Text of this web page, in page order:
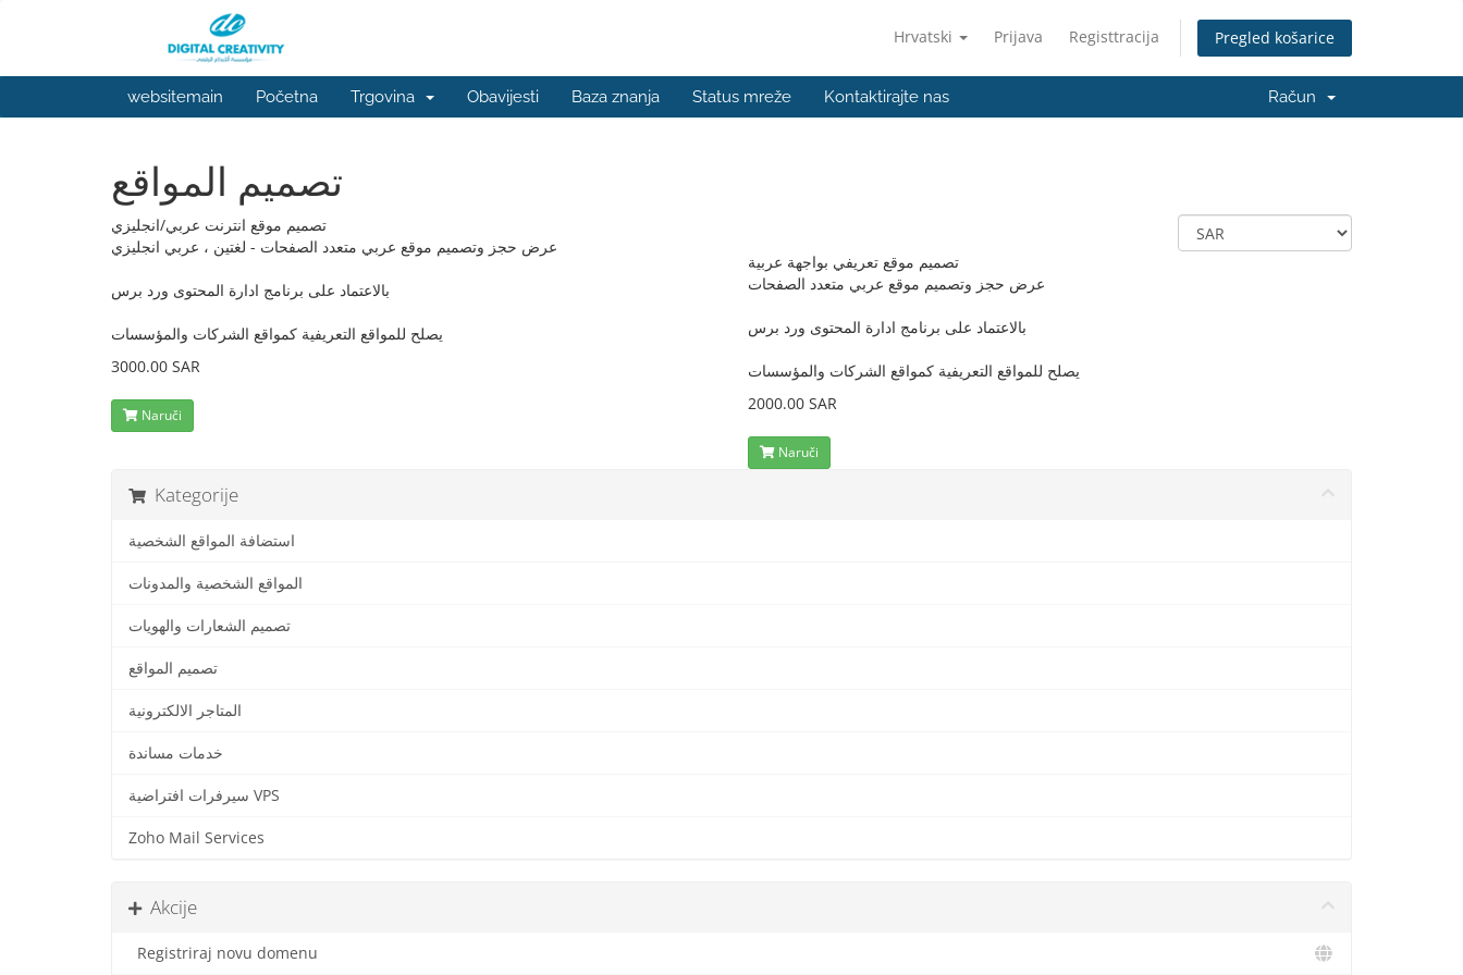
Hrvatski Prijava Registtracija Pregled košarice
websitemain Početna Trgovina Obavijesti Baza znanja Status mreže Kontaktirajte nas Račun
تصميم المواقع
تصميم موقع انترنت عربي/انجليزي
عرض حجز وتصميم موقع عربي متعدد الصفحات - لغتين ، عربي انجليزي
بالاعتماد على برنامج ادارة المحتوى ورد برس
يصلح للمواقع التعريفية كمواقع الشركات والمؤسسات
3000.00 SAR
Naruči
تصميم موقع تعريفي بواجهة عربية
عرض حجز وتصميم موقع عربي متعدد الصفحات
بالاعتماد على برنامج ادارة المحتوى ورد برس
يصلح للمواقع التعريفية كمواقع الشركات والمؤسسات
2000.00 SAR
Naruči
Kategorije
استضافة المواقع الشخصية
المواقع الشخصية والمدونات
تصميم الشعارات والهويات
تصميم المواقع
المتاجر الالكترونية
خدمات مساندة
سيرفرات افتراضية VPS
Zoho Mail Services
Akcije
Registriraj novu domenu